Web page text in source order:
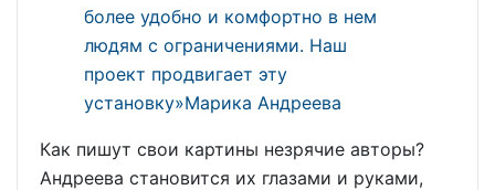
более удобно и комфортно в нем
людям с ограничениями. Наш
проект продвигает эту
установку»Марика Андреева
Как пишут свои картины незрячие авторы?
Андреева становится их глазами и руками,